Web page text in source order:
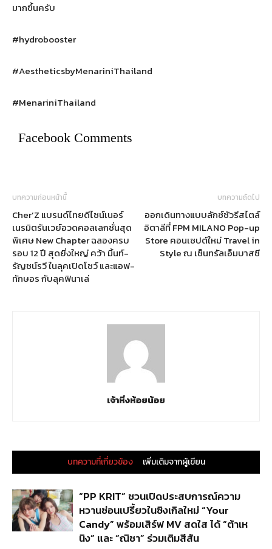
มากขึ้นครับ
#hydrobooster
#AestheticsbyMenariniThailand
#MenariniThailand
Facebook Comments
บทความก่อนหน้านี้
Cher’Z แบรนด์ไทยดีไซน์เนอร์
เนรมิตรันเวย์อวดคอลเลกชั่นสุด
พิเศษ New Chapter ฉลองครบ
รอบ 12 ปี สุดยิ่งใหญ่ คว้า มิ้นท์-
รัญชน์รวี ในลุคเปิดโชว์ และแอฟ-
ทักษอร กับลุคฟินาเล่
บทความถัดไป
ออกเดินทางแบบลักซ์ชัวรีสไตล์
อิตาลีที่ FPM MILANO Pop-up
Store คอนเซปต์ใหม่ Travel in
Style ณ เซ็นทรัลเอ็มบาสซี
เจ้าหิ่งห้อยน้อย
บทความที่เกี่ยวข้อง เพิ่มเติมจากผู้เขียน
“PP KRIT” ชวนเปิดประสบการณ์ความ
หวานซ่อนเปรี้ยวในซิงเกิลใหม่ “Your
Candy” พร้อมเสิร์ฟ MV สดใส ได้ “ต้าเห
นิง” และ “ณิชา” ร่วมเติมสีสัน